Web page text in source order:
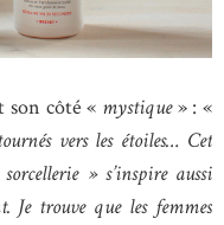
son côté « mystique» : «
vers les étoiles… Cet
» s’inspire aussi
Je trouve que les femmes